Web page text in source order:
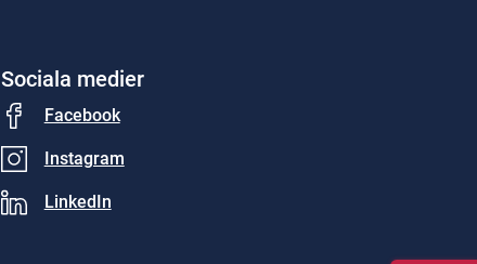
Sociala medier
Facebook
Instagram
LinkedIn